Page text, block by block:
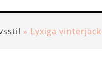
» Lyxiga